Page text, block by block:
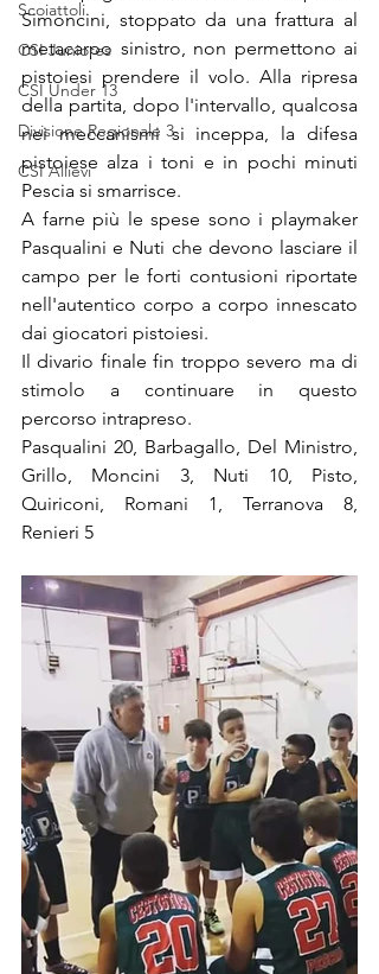
Scoiattoli
CSI Juniores
CSI Under 13
Divisione Regionale 3
CSI Allievi
Simoncini, stoppato da una frattura al
metacarpo sinistro, non permettono ai
pistoiesi prendere il volo. Alla ripresa
della partita, dopo l'intervallo, qualcosa
nei meccanismi si inceppa, la difesa
pistoiese alza i toni e in pochi minuti
Pescia si smarrisce.
A farne più le spese sono i playmaker
Pasqualini e Nuti che devono lasciare il
campo per le forti contusioni riportate
nell'autentico corpo a corpo innescato
dai giocatori pistoiesi.
Il divario finale fin troppo severo ma di
stimolo a continuare in questo
percorso intrapreso.
Pasqualini 20, Barbagallo, Del Ministro,
Grillo, Moncini 3, Nuti 10, Pisto,
Quiriconi, Romani 1, Terranova 8,
Renieri 5